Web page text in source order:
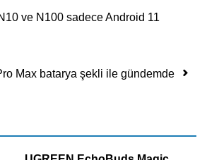
ve N100 sadece Android 11
Max batarya şekli ile gündemde